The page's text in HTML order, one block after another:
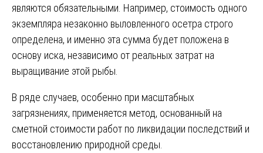
являются обязательными. Например, стоимость одного
экземпляра незаконно выловленного осетра строго
определена, и именно эта сумма будет положена в
основу иска, независимо от реальных затрат на
выращивание этой рыбы.
В ряде случаев, особенно при масштабных
загрязнениях, применяется метод, основанный на
сметной стоимости работ по ликвидации последствий и
восстановлению природной среды.